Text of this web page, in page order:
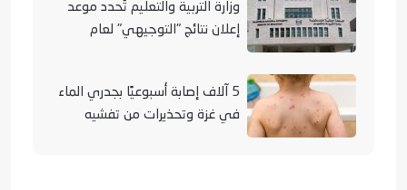
وزارة التربية والتعليم تُحدد موعد
إعلان نتائج "التوجيهي" لعام
5 آلاف إصابة أسبوعيًا بجدري الماء
في غزة وتحذيرات من تفشيه